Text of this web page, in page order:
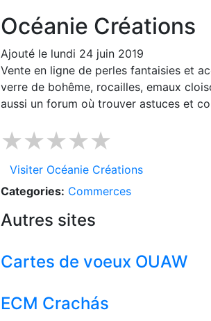
Océanie Créations
Ajouté le lundi 24 juin 2019
Vente en ligne de perles fantaisies et
verre de bohême, rocailles, emaux
aussi un forum où trouver astuces et
★★★★★
Visiter Océanie Créations
Categories: Commerces
Autres sites
Cartes de voeux OUAW
ECM Crachás